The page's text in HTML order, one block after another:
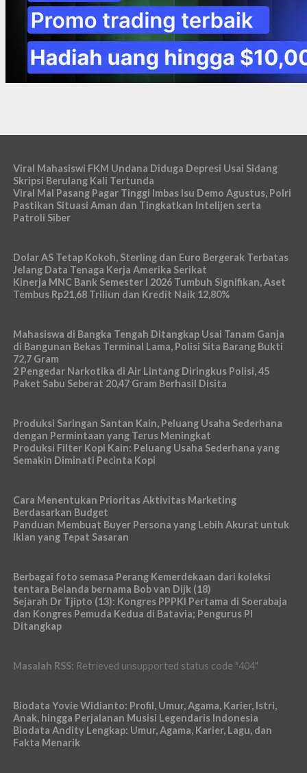
Viral Mahasiswi FKM Undana Diduga Depresi Usai Sidang
Skripsi Berulang Kali Tertunda
Viral Mal Pasang Pagar Tinggi Imbas Isu Demo Agustus, Polri
Pastikan Situasi Aman dan Tingkatkan Intelijen serta
Patroli Siber
Dolar AS Tetap Kokoh, Sterling dan Euro Bergerak Terbatas
Jelang Data Tenaga Kerja Amerika Serikat
Kinerja MNC Bank Semester I 2026 Tumbuh Signifikan, Aset
Tembus Rp21,68 Triliun dan Kredit Naik 12,80%
Mahasiswa di Bangka Tengah Ditangkap Usai Tanam Ganja
di Bangunan Bekas Terminal Lama, Polisi Sita Barang Bukti
72,7 Gram
2 Pengedar Narkotika di Air Lintang Diringkus Polisi, 45
Paket Sabu Seberat 20,47 Gram Berhasil Disita
Produksi Saringan Santan Kain, Peluang Usaha Sederhana
dengan Permintaan yang Terus Meningkat
Produksi Filter Kopi Kain: Peluang Usaha Sederhana yang
Semakin Diminati Pecinta Kopi
Cara Menentukan Prioritas Aktivitas Marketing
Berdasarkan Budget
Panduan Membuat Buyer Persona yang Lebih Akurat untuk
Iklan yang Tepat Sasaran
Berbagai foto semasa Perang Kemerdekaan dari koleksi
tentara Belanda bernama Bob van Dijk (18)
Sejarah Dr Tjipto (13): Kongres PPPKI Pertama di Soerabaja
dan Kongres Pemuda Kedua di Batavia; Pengurus PI
Ditangkap
Masalah RSS: Retrieved unsupported status code "404"
Biodata Yovie Widianto: Profil, Umur, Agama, Karier, Istri,
Anak, hingga Perjalanan Musisi Legendaris Indonesia
Biodata Andity Lengkap: Umur, Agama, Karier, Lagu, dan
Fakta Menarik